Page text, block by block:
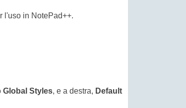
l'uso in NotePad++.
Global Styles, e a destra, Default